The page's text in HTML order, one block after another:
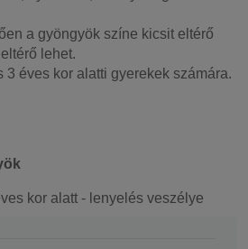
a gyöngyök színe kicsit eltérő
lehet.
3 éves kor alatti gyerekek számára.
kor alatt - lenyelés veszélye